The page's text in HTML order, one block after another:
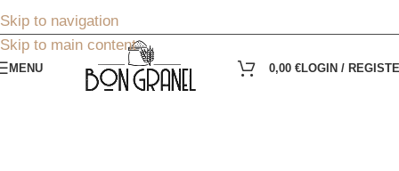
Skip to navigation
Skip to main content
MENU 0,00 €LOGIN /